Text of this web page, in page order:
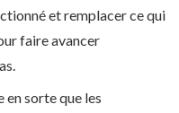
et remplacer ce qui
faire avancer
sorte que les